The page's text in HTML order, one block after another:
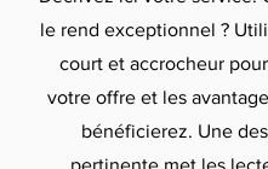
le rend exceptionnel ?
court et accrocheur
votre offre et les
bénéficierez. Une
pertinente met les